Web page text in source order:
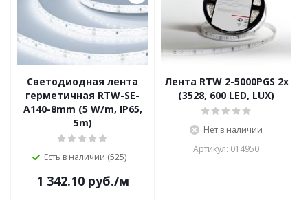
Светодиодная лента
герметичная RTW-SE-
A140-8mm (5 W/m, IP65,
5m)
Есть в наличии (525)
1 342.10руб./м
Лента RTW 2-5000PGS 2x
(3528, 600 LED, LUX)
Нет в наличии
Артикул: 014950